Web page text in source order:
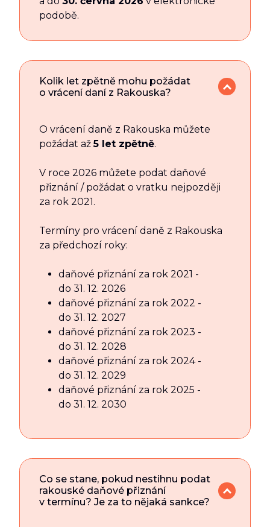
podobě.
Kolik let zpětně mohu požádat
o vrácení daní z Rakouska?
O vrácení daně z Rakouska můžete
požádat až5 let zpětně.
V roce 2026 můžete podat daňové
přiznání / požádat o vratku nejpozději
za rok 2021.
Termíny pro vrácení daně z Rakouska
za předchozí roky:
daňové přiznání za rok 2021 -
do 31. 12. 2026
daňové přiznání za rok 2022 -
do 31. 12. 2027
daňové přiznání za rok 2023 -
do 31. 12. 2028
daňové přiznání za rok 2024 -
do 31. 12. 2029
daňové přiznání za rok 2025 -
do 31. 12. 2030
Co se stane, pokud nestihnu podat
rakouské daňové přiznání
v termínu? Je za to nějaká sankce?